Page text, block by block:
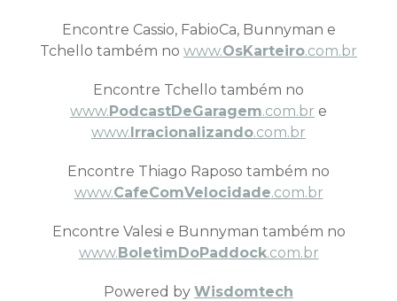
Encontre Cassio, FabioCa, Bunnyman e
Tchello também no www.OsKarteiro.com.br
Encontre Tchello também no
www.PodcastDeGaragem.com.br e
www.Irracionalizando.com.br
Encontre Thiago Raposo também no
www.CafeComVelocidade.com.br
Encontre Valesi e Bunnyman também no
www.BoletimDoPaddock.com.br
Powered by Wisdomtech